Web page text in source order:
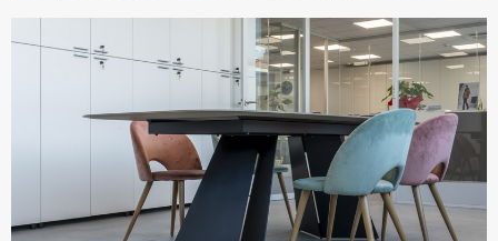
UFFICI BESTMODE
Italia